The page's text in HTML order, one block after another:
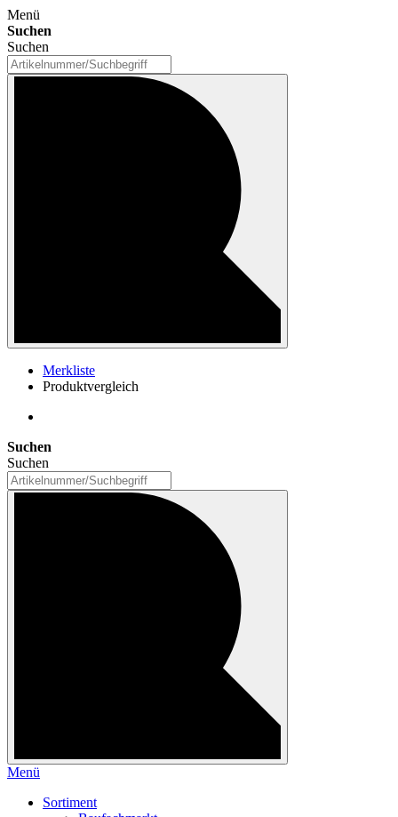
Menü
Suchen
Suchen
Merkliste
Produktvergleich
Suchen
Suchen
Menü
Sortiment